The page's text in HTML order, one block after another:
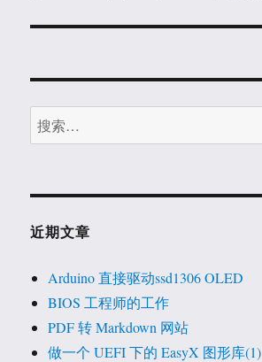
文
搜
索：
近期文章
Arduino 直接驱动ssd1306 OLED
BIOS 工程师的工作
PDF 转 Markdown 网站
做一个 UEFI 下的 EasyX 图形库(1)